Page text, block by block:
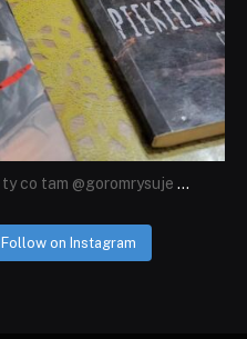
co tam @goromrysuje ...
Follow on Instagram